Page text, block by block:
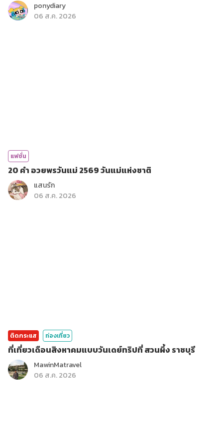
ponydiary
06 ส.ค. 2026
แฟชั่น
20 คำ อวยพรวันแม่ 2569 วันแม่แห่งชาติ
แสนรัก
06 ส.ค. 2026
ติดกระแส ท่องเที่ยว
ที่เที่ยวเดือนสิงหาคมแบบวันเดย์ทริปที่ สวนผึ้ง ราชบุรี
MawinMatravel
06 ส.ค. 2026